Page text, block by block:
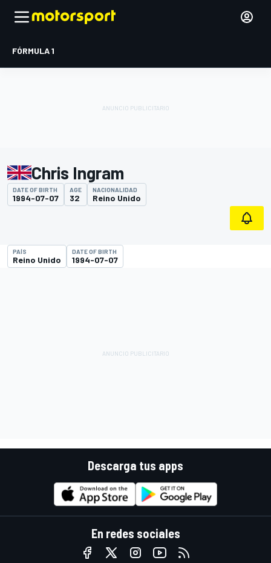
FÓRMULA 1
Chris Ingram
DATE OF BIRTH
1994-07-07
AGE
32
NACIONALIDAD
Reino Unido
PAÍS
Reino Unido
DATE OF BIRTH
1994-07-07
Descarga tus apps
En redes sociales